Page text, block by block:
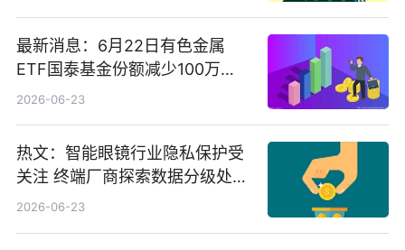
最新消息：6月22日有色金属
ETF国泰基金份额减少100万
份，重仓股紫金矿业、洛阳钼
2026-06-23
热文：智能眼镜行业隐私保护受
关注 终端厂商探索数据分级处理
等方案
2026-06-23